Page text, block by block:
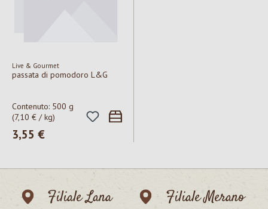
Live & Gourmet
passata di pomodoro L&G
Contenuto: 500 g
(7,10 € / kg)
Prezzo normale:
3,55 €
Filiale Lana
Filiale Merano